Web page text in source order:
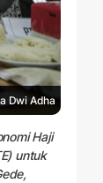
Dwi Adha
Haji
untuk